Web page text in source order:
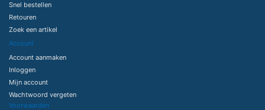
Snel bestellen
Retouren
Zoek een artikel
Account
Account aanmaken
Inloggen
Mijn account
Wachtwoord vergeten
Voorwaarden